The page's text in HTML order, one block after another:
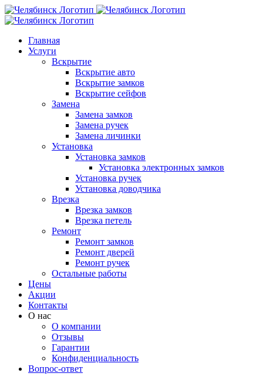
Skip
to
Главная
Услуги
Вскрытие
Вскрытие авто
Вскрытие замков
Вскрытие сейфов
Замена
Замена замков
Замена ручек
Замена личинки
Установка
Установка замков
Установка электронных замков
Установка ручек
Установка доводчика
Врезка
Врезка замков
Врезка петель
Ремонт
Ремонт замков
Ремонт дверей
Ремонт ручек
Остальные работы
Цены
Акции
Контакты
О нас
О компании
Отзывы
Гарантии
Конфиденциальность
Вопрос-ответ